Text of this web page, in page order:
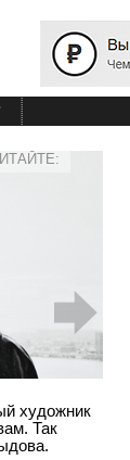
художник
Так